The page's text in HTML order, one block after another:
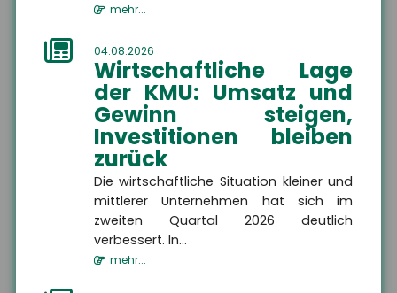
mehr...
04.08.2026
Wirtschaftliche Lage
der KMU: Umsatz und
Gewinn steigen,
Investitionen bleiben
zurück
Die wirtschaftliche Situation kleiner und
mittlerer Unternehmen hat sich im
zweiten Quartal 2026 deutlich
verbessert. In...
mehr...
Wir sind gerne für Sie da
HSH Versicherungsmakler
GmbH
Am Wasserlauf 5
07333 Unterwellenborn
+49 3671 6743-0